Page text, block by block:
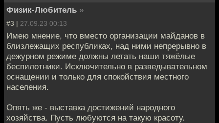
Физик-Любитель »
#3 | 27.09.23 00:13
Имею мнение, что вместо организации майданов в
близлежащих республиках, над ними непрерывно в
дежурном режиме должны летать наши тяжёлые
беспилотники. Исключительно в разведывательном
оснащении и только для спокойствия местного
населения.
Опять же - выставка достижений народного
хозяйства. Пусть любуются на такую красоту.